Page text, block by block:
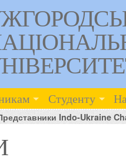
Студенту
Indo-Ukraine